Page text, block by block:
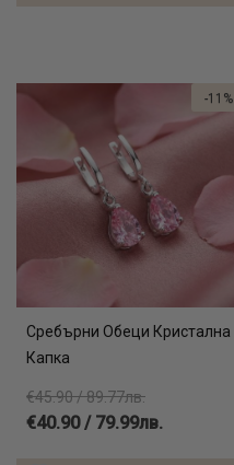
Сребърни Обеци Кристална
Капка
€45.90 / 89.77лв.
€40.90 / 79.99лв.
-11%